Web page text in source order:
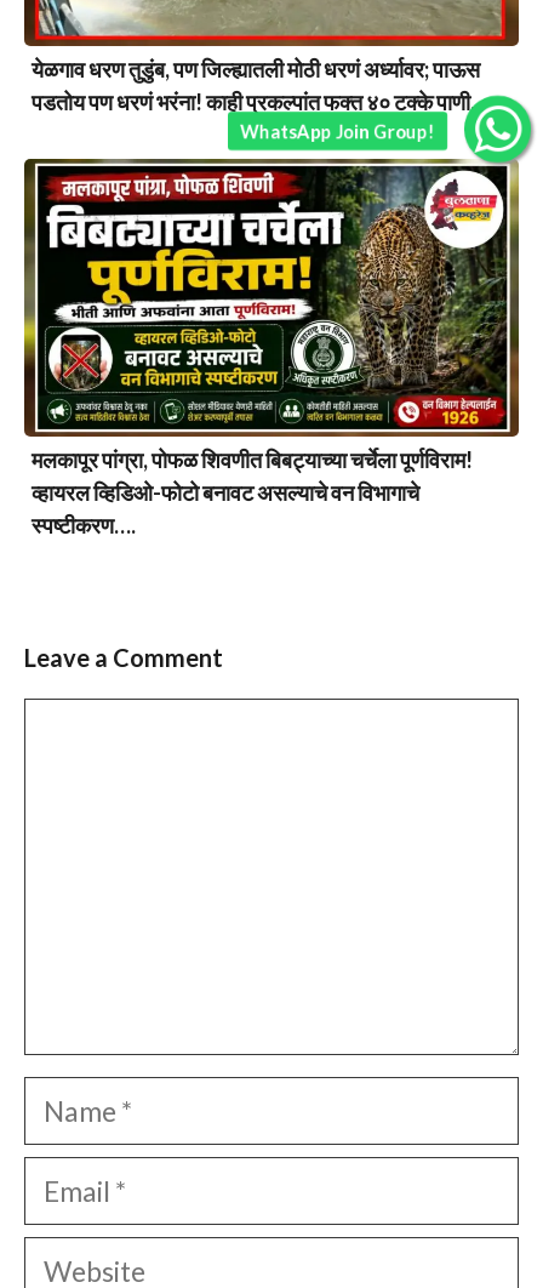
येळगाव धरण तुडुंब, पण जिल्ह्यातली मोठी धरणं अर्ध्यावर; पाऊस
पडतोय पण धरणं भरंना! काही प्रकल्पांत फक्त ४० टक्के पाणी….
मलकापूर पांग्रा, पोफळ शिवणीत बिबट्याच्या चर्चेला पूर्णविराम!
व्हायरल व्हिडिओ-फोटो बनावट असल्याचे वन विभागाचे
स्पष्टीकरण….
Leave a Comment
Name
Email
Website
WhatsApp Join Group!